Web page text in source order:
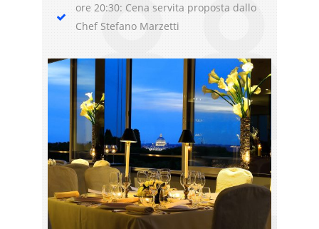
ore 20:30: Cena servita proposta dallo
Chef Stefano Marzetti